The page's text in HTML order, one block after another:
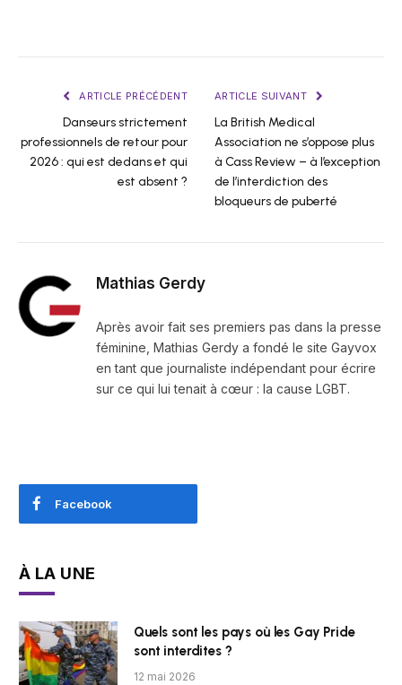
ARTICLE PRÉCÉDENT
Danseurs strictement
professionnels de retour pour
2026 : qui est dedans et qui
est absent ?
ARTICLE SUIVANT
La British Medical
Association ne s’oppose plus
à Cass Review – à l’exception
de l’interdiction des
bloqueurs de puberté
Mathias Gerdy
Après avoir fait ses premiers pas dans la presse
féminine, Mathias Gerdy a fondé le site Gayvox
en tant que journaliste indépendant pour écrire
sur ce qui lui tenait à cœur : la cause LGBT.
Facebook
À LA UNE
Quels sont les pays où les Gay Pride
sont interdites ?
12 mai 2026